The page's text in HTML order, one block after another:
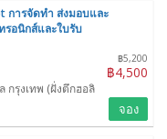
การจัดทำ ส่งมอบและ
รอนิกส์และใบรับ
฿5,200
฿4,500
กรุงเทพ (ฝั่งตึกฮอลิ
จอง